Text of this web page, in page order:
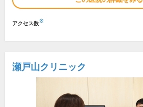
アクセス数※
瀬戸山クリニック